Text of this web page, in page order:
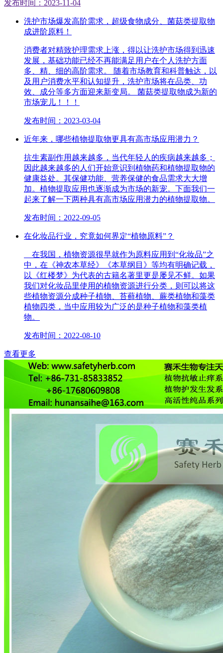
发布时间：2023-11-04
洗护市场爆发高阶需求，超级食物成分、菌菇类提取物
成进阶原料！
消费者对精致护理需求上涨，得以让洗护市场得到迅速
发展，基础功能已经不再能满足用户在个人洗护方面
多、精、细的高阶需求。 随着市场教育和科普触达，以
及用户消费水平和认知提升，洗护市场将在品类、功
效、成分等多方面迎来新变局。 菌菇类提取物成为新的
市场宠儿！！！
发布时间：2023-03-04
近年来，哪些植物提取物更具有高市场应用潜力？
抗生素副作用越来越多，当代年轻人的疾病越来越多；
因此越来越多的人们开始意识到植物药和植物提取物的
健康益处。其保健功能、营养保健的食品需求大大增
加。植物提取应用也逐渐成为市场的新宠。下面我们一
起来了解一下两种具有高市场应用潜力的植物提取物。
发布时间：2022-09-05
在化妆品行业，究竟如何界定“植物原料”？
在我国，植物资源很早就作为原料应用到“化妆品”之
中，在《神农本草经》《本草纲目》等均有明确记载，
以《红楼梦》为代表的古籍名著里更是屡见不鲜。如果
我们对化妆品里使用的植物资源进行分类，则可以将这
些植物资源分成种子植物、苔藓植物、蕨类植物和藻类
植物四类，当中应用较为广泛的是种子植物和藻类植
物。
发布时间：2022-08-10
查看更多